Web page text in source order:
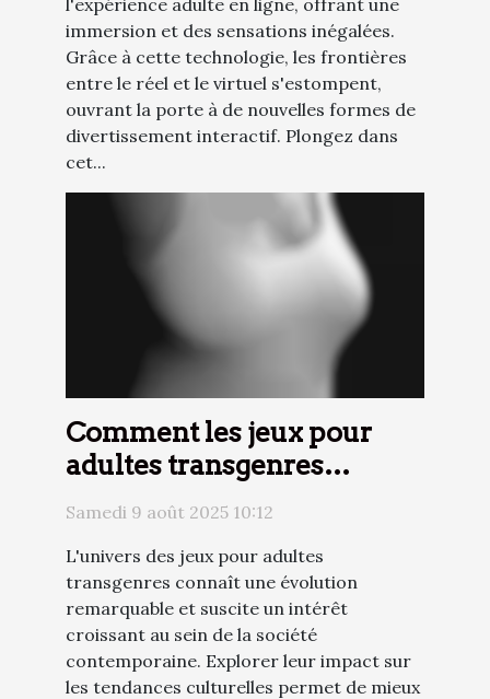
l'expérience adulte en ligne, offrant une
immersion et des sensations inégalées.
Grâce à cette technologie, les frontières
entre le réel et le virtuel s'estompent,
ouvrant la porte à de nouvelles formes de
divertissement interactif. Plongez dans
cet...
Comment les jeux pour
adultes transgenres
influencent-ils les
Samedi 9 août 2025 10:12
L'univers des jeux pour adultes
transgenres connaît une évolution
remarquable et suscite un intérêt
croissant au sein de la société
contemporaine. Explorer leur impact sur
les tendances culturelles permet de mieux